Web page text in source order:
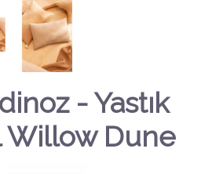
- Yastık
Willow Dune